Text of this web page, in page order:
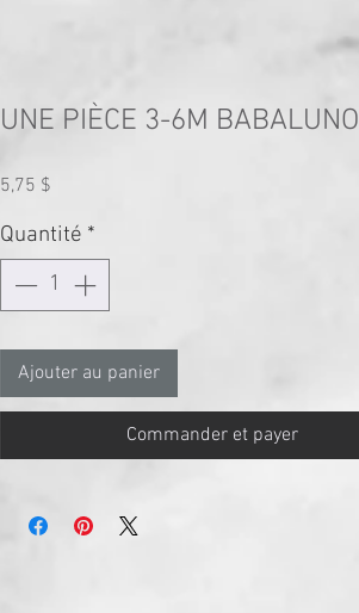
UNE PIÈCE 3-6M BABALUNO
5,75 $
Quantité *
Ajouter au panier
Commander et payer